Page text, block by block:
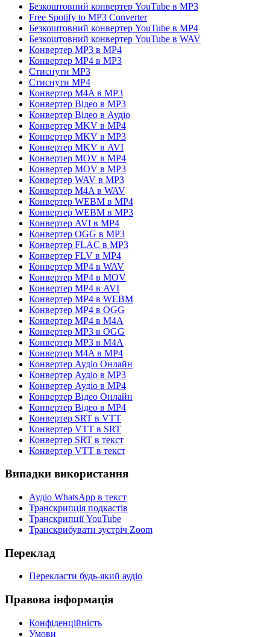
Безкоштовний конвертер YouTube в MP3
Free Spotify to MP3 Converter
Безкоштовний конвертер YouTube в MP4
Безкоштовний конвертер YouTube в WAV
Конвертер MP3 в MP4
Конвертер MP4 в MP3
Стиснути MP3
Стиснути MP4
Конвертер M4A в MP3
Конвертер Відео в MP3
Конвертер Відео в Аудіо
Конвертер MKV в MP4
Конвертер MKV в MP3
Конвертер MKV в AVI
Конвертер MOV в MP4
Конвертер MOV в MP3
Конвертер WAV в MP3
Конвертер M4A в WAV
Конвертер WEBM в MP4
Конвертер WEBM в MP3
Конвертер AVI в MP4
Конвертер OGG в MP3
Конвертер FLAC в MP3
Конвертер FLV в MP4
Конвертер MP4 в WAV
Конвертер MP4 в MOV
Конвертер MP4 в AVI
Конвертер MP4 в WEBM
Конвертер MP4 в OGG
Конвертер MP4 в M4A
Конвертер MP3 в OGG
Конвертер MP3 в M4A
Конвертер M4A в MP4
Конвертер Аудіо Онлайн
Конвертер Аудіо в MP3
Конвертер Аудіо в MP4
Конвертер Відео Онлайн
Конвертер Відео в MP4
Конвертер SRT в VTT
Конвертер VTT в SRT
Конвертер SRT в текст
Конвертер VTT в текст
Випадки використання
Аудіо WhatsApp в текст
Транскрипція подкастів
Транскрипції YouTube
Транскрибувати зустріч Zoom
Переклад
Перекласти будь-який аудіо
Правова інформація
Конфіденційність
Умови